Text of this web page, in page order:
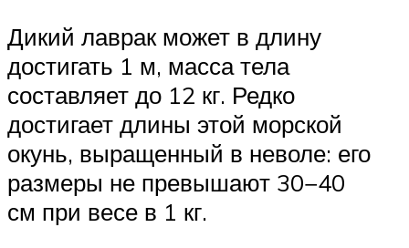
Дикий лаврак может в длину
достигать 1 м, масса тела
составляет до 12 кг. Редко
достигает длины этой морской
окунь, выращенный в неволе: его
размеры не превышают 30−40
см при весе в 1 кг.